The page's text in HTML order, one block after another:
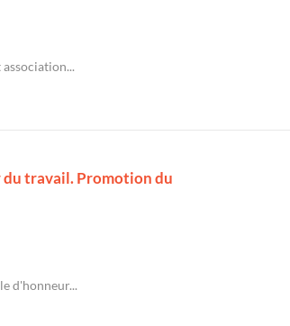
travail. Promotion du
d'honneur...